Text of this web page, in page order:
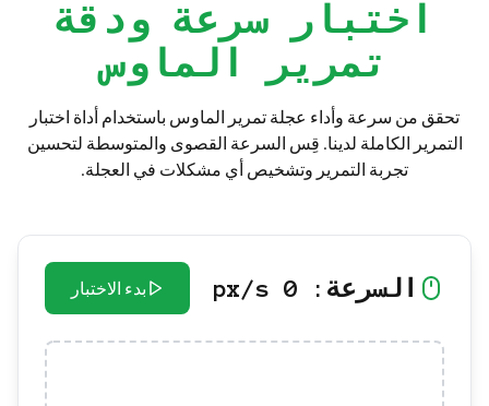
اختبار سرعة ودقة
تمرير الماوس
تحقق من سرعة وأداء عجلة تمرير الماوس باستخدام أداة اختبار
التمرير الكاملة لدينا. قِس السرعة القصوى والمتوسطة لتحسين
تجربة التمرير وتشخيص أي مشكلات في العجلة.
السرعة: 0
px/s بدء الاختبار